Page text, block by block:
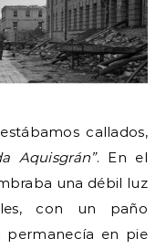
callados,
Aquisgrán”. En el
una débil luz
con un paño
permanecía en pie